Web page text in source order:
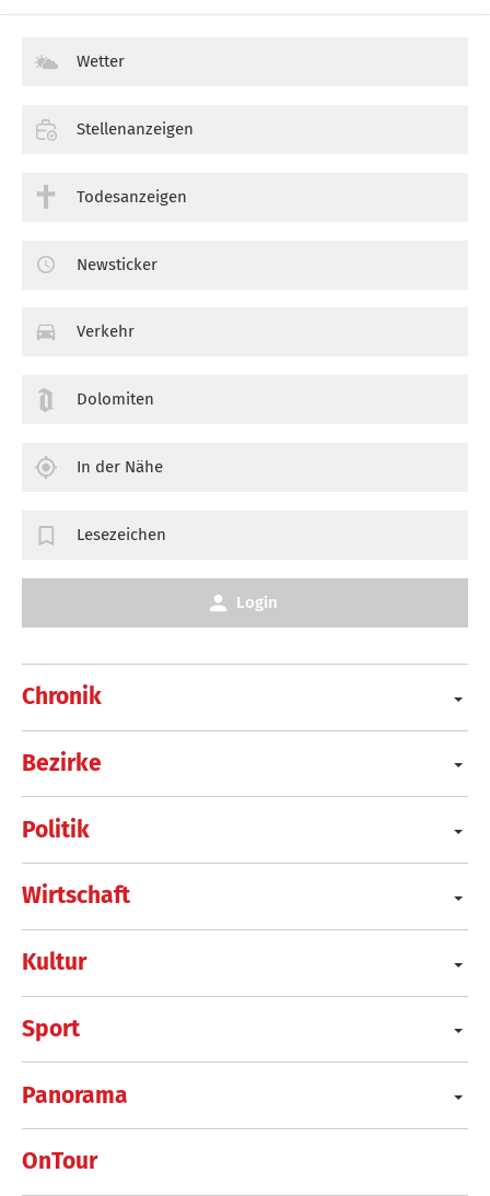
Chronik
Bezirke
Politik
Wirtschaft
Kultur
Sport
Panorama
OnTour
Wetter
Stellenanzeigen
Todesanzeigen
Newsticker
Verkehr
Dolomiten
In der Nähe
Lesezeichen
Login